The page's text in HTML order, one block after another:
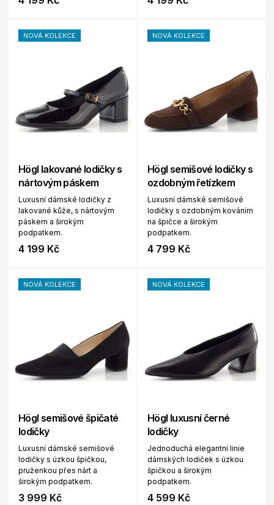
NOVÁ KOLEKCE
Högl lakované lodičky s
nártovým páskem
Luxusní dámské lodičky z
lakované kůže, s nártovým
páskem a širokým
podpatkem.
4 199 Kč
NOVÁ KOLEKCE
Högl semišové lodičky s
ozdobným řetízkem
Luxusní dámské semišové
lodičky s ozdobným kováním
na špičce a širokým
podpatkem.
4 799 Kč
NOVÁ KOLEKCE
Högl semišové špičaté
lodičky
Luxusní dámské semišové
lodičky s úzkou špičkou,
pruženkou přes nárt a
širokým podpatkem.
3 999 Kč
NOVÁ KOLEKCE
Högl luxusní černé
lodičky
Jednoduchá elegantní linie
dámských lodiček s úzkou
špičkou a širokým
podpatkem.
4 599 Kč